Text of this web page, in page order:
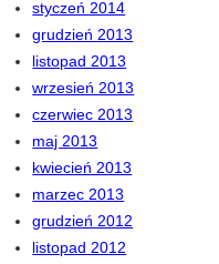
styczeń 2014
grudzień 2013
listopad 2013
wrzesień 2013
czerwiec 2013
maj 2013
kwiecień 2013
marzec 2013
grudzień 2012
listopad 2012